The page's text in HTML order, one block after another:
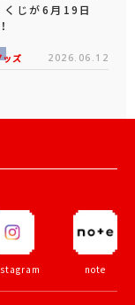
くじが6月19日
ッズ 2026.06.12
note